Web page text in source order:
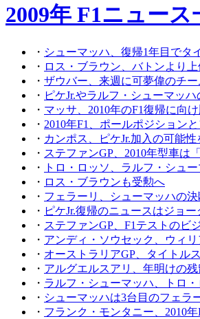
2009年 F1ニュース
・ シューマッハ、復帰1年目でタ
・ ロス・ブラウン、バトンより
・ ザウバー、来週に可夢偉のチ
・ ピケJr.やラルフ・シューマッ
・ マッサ、2010年のF1復帰に向
・ 2010年F1、ポールポジション
・ カンポス、ピケJr.加入の可能
・ ステファンGP、2010年型車は「
・
トロ・ロッソ、ラルフ・シュ
・ ロス・ブラウンも受勲へ
・ フェラーリ、シューマッハの
・ ピケJr.復帰のニュースはジョー
・ ステファンGP、F1テストのビ
・ アンディ・ソウセック、ウィ
・ オーストラリアGP、タイトル
・ アルグエルスアリ、年明けの
・ ラルフ・シューマッハ、トロ
・ シューマッハは3台目のフェラ
・ フランク・モンタニー、2010年